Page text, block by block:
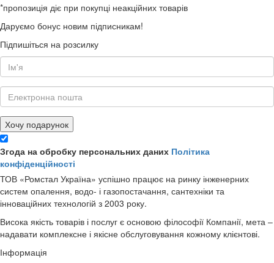
*пропозиція діє при покупці неакційних товарів
Даруємо бонус новим підписникам!
Підпишіться на розсилку
Хочу подарунок
Згода на обробку персональних даних Політика
конфіденційності
ТОВ «Ромстал Україна» успішно працює на ринку інженерних
систем опалення, водо- і газопостачання, сантехніки та
інноваційних технологій з 2003 року.
Висока якість товарів і послуг є основою філософії Компанії, мета –
надавати комплексне і якісне обслуговування кожному клієнтові.
Інформація